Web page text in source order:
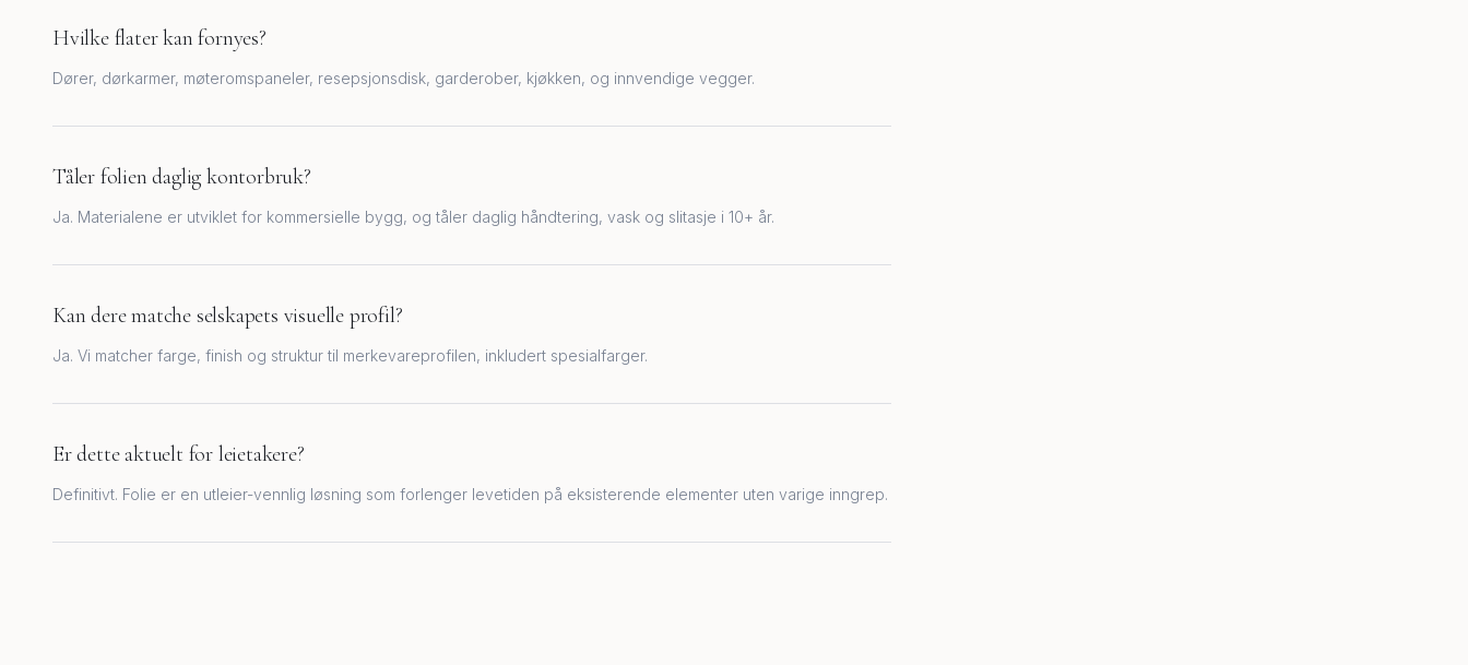
Hvilke flater kan fornyes?
Dører, dørkarmer, møteromspaneler, resepsjonsdisk, garderober, kjøkken, og innvendige vegger.
Tåler folien daglig kontorbruk?
Ja. Materialene er utviklet for kommersielle bygg, og tåler daglig håndtering, vask og slitasje i 10+ år.
Kan dere matche selskapets visuelle profil?
Ja. Vi matcher farge, finish og struktur til merkevareprofilen, inkludert spesialfarger.
Er dette aktuelt for leietakere?
Definitivt. Folie er en utleier-vennlig løsning som forlenger levetiden på eksisterende elementer uten varige inngrep.